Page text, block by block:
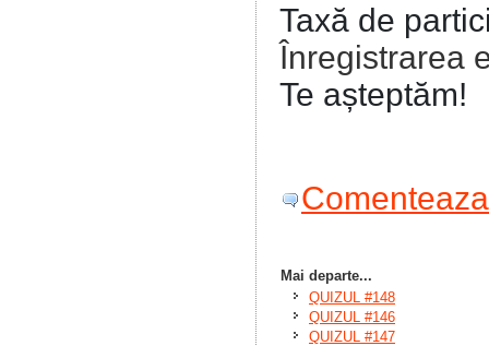
Taxă de
Înregistrarea
Te așteptăm!
Mai departe...
QUIZUL #148
QUIZUL #146
QUIZUL #147